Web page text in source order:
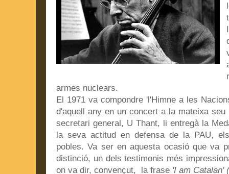
armes nuclears.
El 1971 va compondre 'l'Himne a les
d'aquell any en un concert a la mateixa
secretari general, U Thant, li entregà la
la seva actitud en defensa de la PAU,
pobles. Va ser en aquesta ocasió que va
distinció, un dels testimonis més
on va dir, convençut, la frase 'I am